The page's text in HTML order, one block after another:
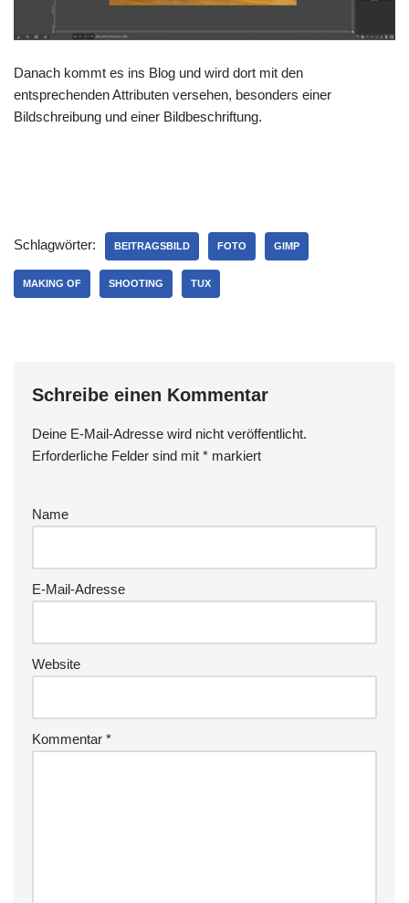
Danach kommt es ins Blog und wird dort mit den
entsprechenden Attributen versehen, besonders einer
Bildschreibung und einer Bildbeschriftung.
Schlagwörter: BEITRAGSBILD FOTO GIMP
MAKING OF SHOOTING TUX
Schreibe einen Kommentar
Deine E-Mail-Adresse wird nicht veröffentlicht.
Erforderliche Felder sind mit * markiert
Name
E-Mail-Adresse
Website
Kommentar *